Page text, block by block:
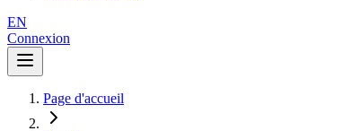
EN
Connexion
Page d'accueil